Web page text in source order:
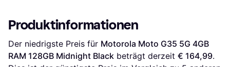
Produktinformationen
Der niedrigste Preis für Motorola Moto G35 5G 4GB
RAM 128GB Midnight Black beträgt derzeit € 164,99.